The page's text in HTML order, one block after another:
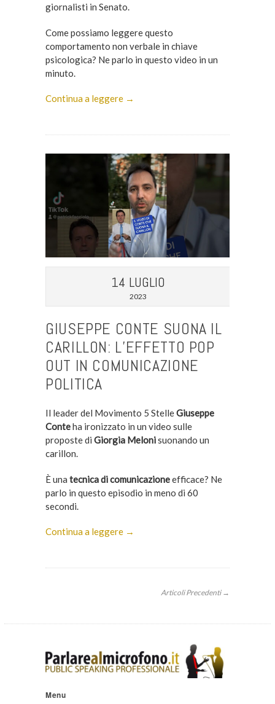
giornalisti in Senato.
Come possiamo leggere questo
comportamento non verbale in chiave
psicologica? Ne parlo in questo video in un
minuto.
Continua a leggere →
14 LUGLIO
2023
GIUSEPPE CONTE SUONA IL
CARILLON: L’EFFETTO POP
OUT IN COMUNICAZIONE
POLITICA
Il leader del Movimento 5 StelleGiuseppe
Conteha ironizzato in un video sulle
proposte di Giorgia Melonisuonando un
carillon.
È una tecnica di comunicazioneefficace? Ne
parlo in questo episodio in meno di 60
secondi.
Continua a leggere →
Articoli Precedenti →
Menu